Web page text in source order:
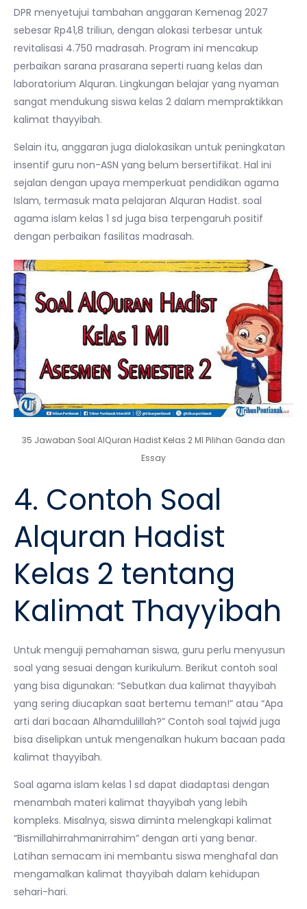
DPR menyetujui tambahan anggaran Kemenag 2027
sebesar Rp41,8 triliun, dengan alokasi terbesar untuk
revitalisasi 4.750 madrasah. Program ini mencakup
perbaikan sarana prasarana seperti ruang kelas dan
laboratorium Alquran. Lingkungan belajar yang nyaman
sangat mendukung siswa kelas 2 dalam mempraktikkan
kalimat thayyibah.
Selain itu, anggaran juga dialokasikan untuk peningkatan
insentif guru non-ASN yang belum bersertifikat. Hal ini
sejalan dengan upaya memperkuat pendidikan agama
Islam, termasuk mata pelajaran Alquran Hadist. soal
agama islam kelas 1 sd juga bisa terpengaruh positif
dengan perbaikan fasilitas madrasah.
35 Jawaban Soal AlQuran Hadist Kelas 2 MI Pilihan Ganda dan
Essay
4. Contoh Soal
Alquran Hadist
Kelas 2 tentang
Kalimat Thayyibah
Untuk menguji pemahaman siswa, guru perlu menyusun
soal yang sesuai dengan kurikulum. Berikut contoh soal
yang bisa digunakan: “Sebutkan dua kalimat thayyibah
yang sering diucapkan saat bertemu teman!” atau “Apa
arti dari bacaan Alhamdulillah?” Contoh soal tajwid juga
bisa diselipkan untuk mengenalkan hukum bacaan pada
kalimat thayyibah.
Soal agama islam kelas 1 sd dapat diadaptasi dengan
menambah materi kalimat thayyibah yang lebih
kompleks. Misalnya, siswa diminta melengkapi kalimat
“Bismillahirrahmanirrahim” dengan arti yang benar.
Latihan semacam ini membantu siswa menghafal dan
mengamalkan kalimat thayyibah dalam kehidupan
sehari-hari.